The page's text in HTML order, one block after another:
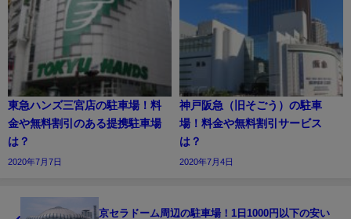
東急ハンズ三宮店の駐車場！料
金や無料割引のある提携駐車場
は？
2020年7月7日
神戸阪急（旧そごう）の駐車
場！料金や無料割引サービス
は？
2020年7月4日
京セラドーム周辺の駐車場！1日1000円以下の安い